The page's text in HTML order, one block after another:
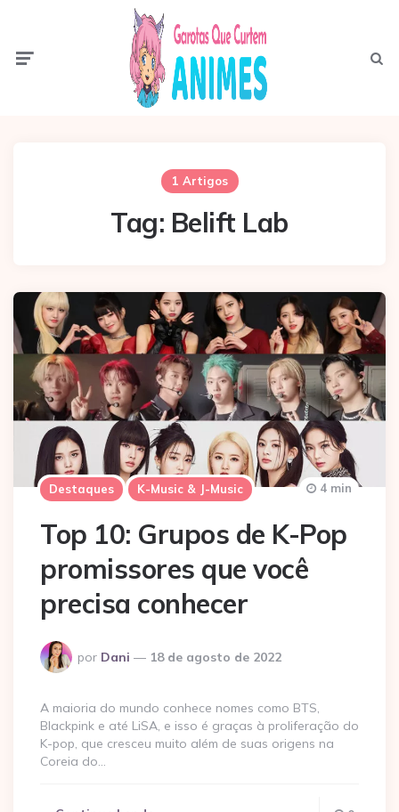
1 Artigos
Tag: Belift Lab
Destaques K-Music & J-Music
Top 10: Grupos de K-Pop
promissores que você
precisa conhecer
Postado
por
por Dani 18 de agosto de 2022
4 min
A maioria do mundo conhece nomes como BTS,
Blackpink e até LiSA, e isso é graças à proliferação do
K-pop, que cresceu muito além de suas origens na
Coreia do…